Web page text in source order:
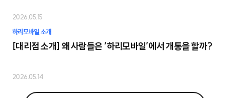
2026.05.15
하리모바일 소개
[대리점 소개] 왜 사람들은 ‘하리모바일’에서 개통을 할까?
2026.05.14